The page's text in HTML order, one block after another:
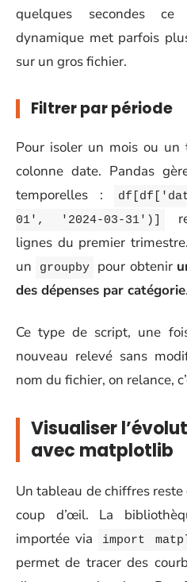
quelques secondes
dynamique met parfois
sur un gros fichier.
Filtrer par période
Pour isoler un mois ou
colonne date. Pandas
temporelles :
01', '2024-03-31')]
lignes du premier
un
groupby pour obtenir
des dépenses par catégorie.
Ce type de script, une
nouveau relevé sans
nom du fichier, on relance,
Visualiser
avec matplotlib
Un tableau de chiffres
coup d’œil. La
importée via
import
permet de tracer des